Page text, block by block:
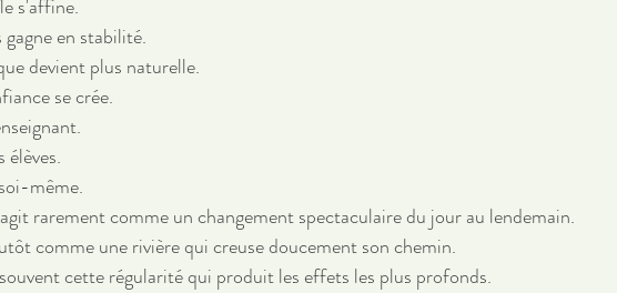
s'affine.
gagne en stabilité.
devient plus naturelle.
se crée.
élèves.
même.
rarement comme un changement spectaculaire du jour au lendemain.
comme une rivière qui creuse doucement son chemin.
cette régularité qui produit les effets les plus profonds.